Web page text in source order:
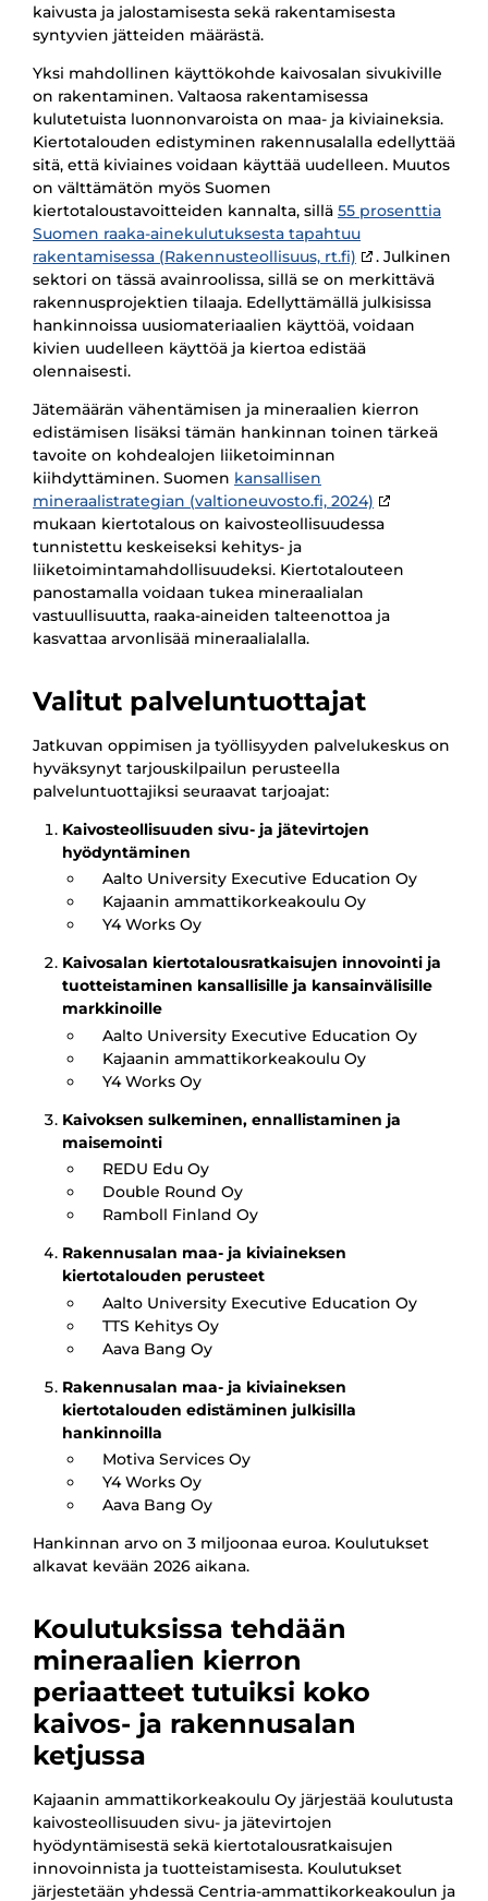
kaivusta ja jalostamisesta sekä rakentamisesta
syntyvien jätteiden määrästä.
Yksi mahdollinen käyttökohde kaivosalan sivukiville
on rakentaminen. Valtaosa rakentamisessa
kulutetuista luonnonvaroista on maa- ja kiviaineksia.
Kiertotalouden edistyminen rakennusalalla edellyttää
sitä, että kiviaines voidaan käyttää uudelleen. Muutos
on välttämätön myös Suomen
kiertotaloustavoitteiden kannalta, sillä 55 prosenttia
Suomen raaka-ainekulutuksesta tapahtuu
rakentamisessa (Rakennusteollisuus, rt.fi)
. Julkinen
sektori on tässä avainroolissa, sillä se on merkittävä
rakennusprojektien tilaaja. Edellyttämällä julkisissa
hankinnoissa uusiomateriaalien käyttöä, voidaan
kivien uudelleen käyttöä ja kiertoa edistää
olennaisesti.
Jätemäärän vähentämisen ja mineraalien kierron
edistämisen lisäksi tämän hankinnan toinen tärkeä
tavoite on kohdealojen liiketoiminnan
kiihdyttäminen. Suomen kansallisen
mineraalistrategian (valtioneuvosto.fi, 2024)
mukaan kiertotalous on kaivosteollisuudessa
tunnistettu keskeiseksi kehitys- ja
liiketoimintamahdollisuudeksi. Kiertotalouteen
panostamalla voidaan tukea mineraalialan
vastuullisuutta, raaka-aineiden talteenottoa ja
kasvattaa arvonlisää mineraalialalla.
Valitut palveluntuottajat
Jatkuvan oppimisen ja työllisyyden palvelukeskus on
hyväksynyt tarjouskilpailun perusteella
palveluntuottajiksi seuraavat tarjoajat:
Kaivosteollisuuden sivu- ja jätevirtojen
hyödyntäminen
Aalto University Executive Education Oy
Kajaanin ammattikorkeakoulu Oy
Y4 Works Oy
Kaivosalan kiertotalousratkaisujen innovointi ja
tuotteistaminen kansallisille ja kansainvälisille
markkinoille
Aalto University Executive Education Oy
Kajaanin ammattikorkeakoulu Oy
Y4 Works Oy
Kaivoksen sulkeminen, ennallistaminen ja
maisemointi
REDU Edu Oy
Double Round Oy
Ramboll Finland Oy
Rakennusalan maa- ja kiviaineksen
kiertotalouden perusteet
Aalto University Executive Education Oy
TTS Kehitys Oy
Aava Bang Oy
Rakennusalan maa- ja kiviaineksen
kiertotalouden edistäminen julkisilla
hankinnoilla
Motiva Services Oy
Y4 Works Oy
Aava Bang Oy
Hankinnan arvo on 3 miljoonaa euroa. Koulutukset
alkavat kevään 2026 aikana.
Koulutuksissa tehdään
mineraalien kierron
periaatteet tutuiksi koko
kaivos- ja rakennusalan
ketjussa
Kajaanin ammattikorkeakoulu Oy järjestää koulutusta
kaivosteollisuuden sivu- ja jätevirtojen
hyödyntämisestä sekä kiertotalousratkaisujen
innovoinnista ja tuotteistamisesta. Koulutukset
järjestetään yhdessä Centria-ammattikorkeakoulun ja